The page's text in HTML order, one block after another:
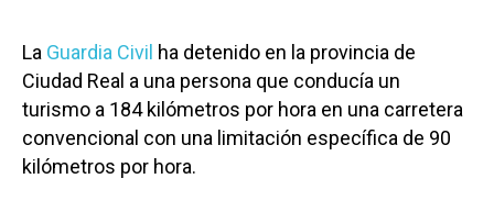
La Guardia Civil ha detenido en la provincia de
Ciudad Real a una persona que conducía un
turismo a 184 kilómetros por hora en una carretera
convencional con una limitación específica de 90
kilómetros por hora.